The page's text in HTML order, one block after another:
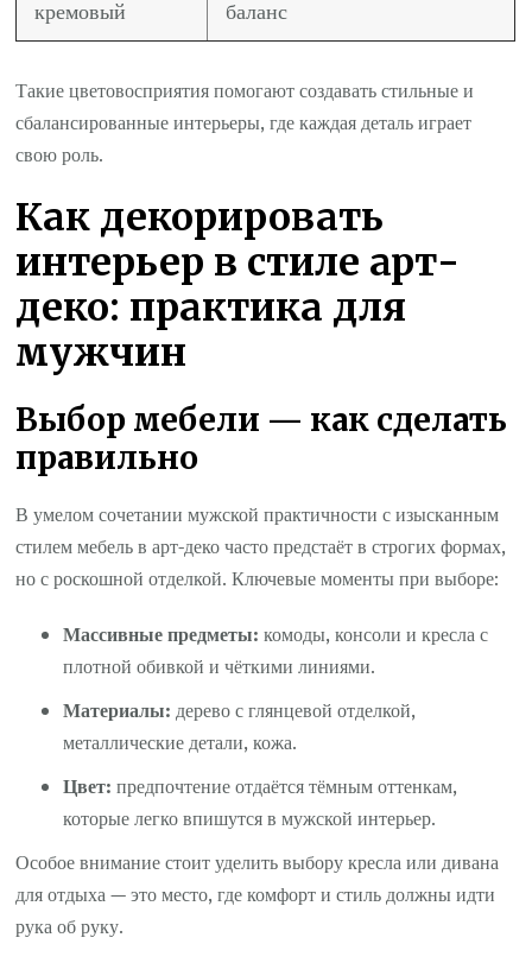
кремовый баланс
Такие цветовосприятия помогают создавать стильные и
сбалансированные интерьеры, где каждая деталь играет
свою роль.
Как декорировать
интерьер в стиле арт-
деко: практика для
мужчин
Выбор мебели — как сделать
правильно
В умелом сочетании мужской практичности с изысканным
стилем мебель в арт-деко часто предстаёт в строгих формах,
но с роскошной отделкой. Ключевые моменты при выборе:
Массивные предметы: комоды, консоли и кресла с
плотной обивкой и чёткими линиями.
Материалы: дерево с глянцевой отделкой,
металлические детали, кожа.
Цвет: предпочтение отдаётся тёмным оттенкам,
которые легко впишутся в мужской интерьер.
Особое внимание стоит уделить выбору кресла или дивана
для отдыха — это место, где комфорт и стиль должны идти
рука об руку.